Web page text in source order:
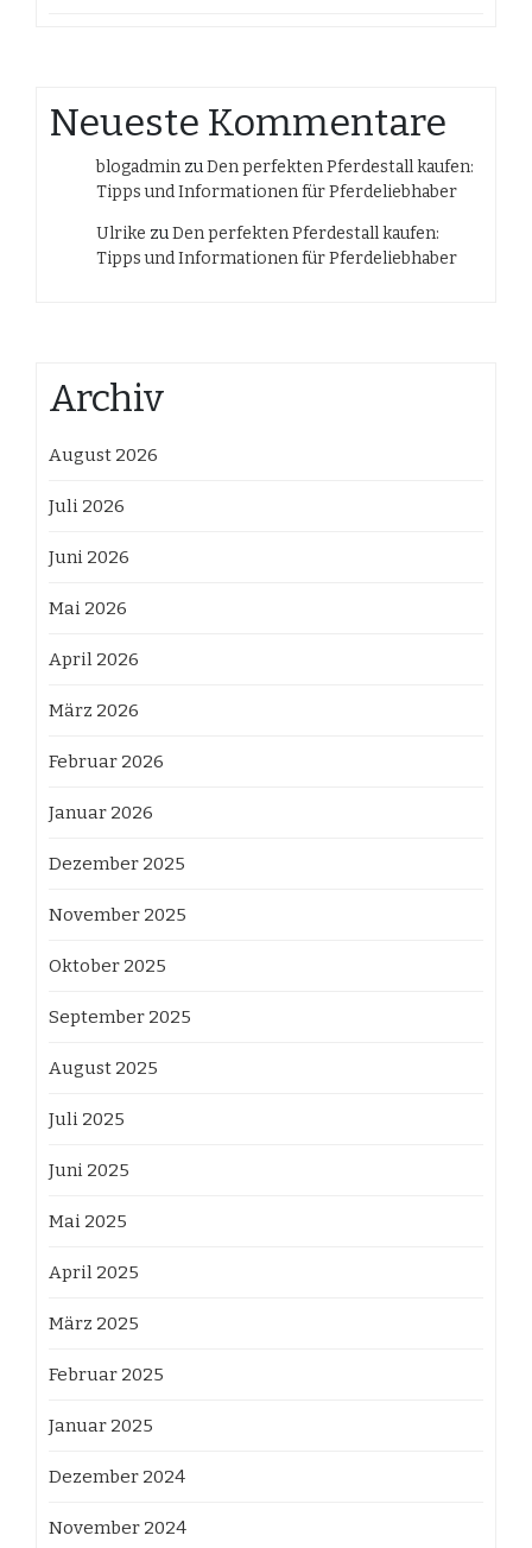
Neueste Kommentare
blogadmin zuDen perfekten Pferdestall kaufen:
Tipps und Informationen für Pferdeliebhaber
Ulrike zuDen perfekten Pferdestall kaufen:
Tipps und Informationen für Pferdeliebhaber
Archiv
August 2026
Juli 2026
Juni 2026
Mai 2026
April 2026
März 2026
Februar 2026
Januar 2026
Dezember 2025
November 2025
Oktober 2025
September 2025
August 2025
Juli 2025
Juni 2025
Mai 2025
April 2025
März 2025
Februar 2025
Januar 2025
Dezember 2024
November 2024